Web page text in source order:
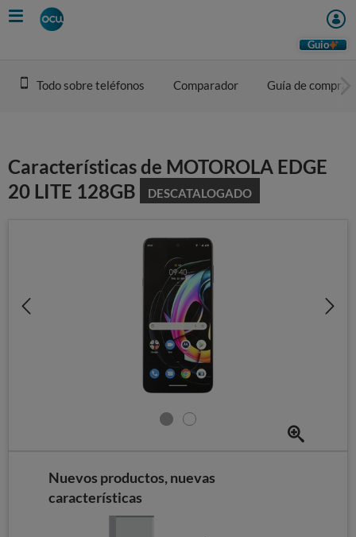
Skip
to
Guio
Todo sobre teléfonos Comparador Guía de compra
Características de MOTOROLA EDGE
20 LITE 128GB
DESCATALOGADO
Nuevos productos, nuevas
características